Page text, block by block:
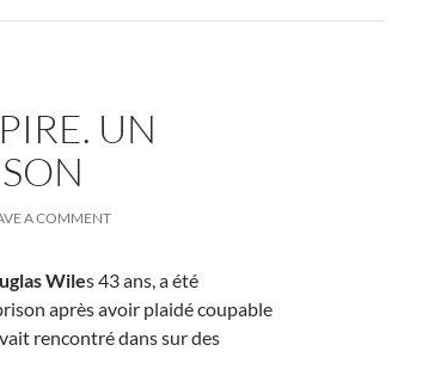
UN
A COMMENT
Wiles 43 ans, a été
après avoir plaidé coupable
rencontré dans sur des